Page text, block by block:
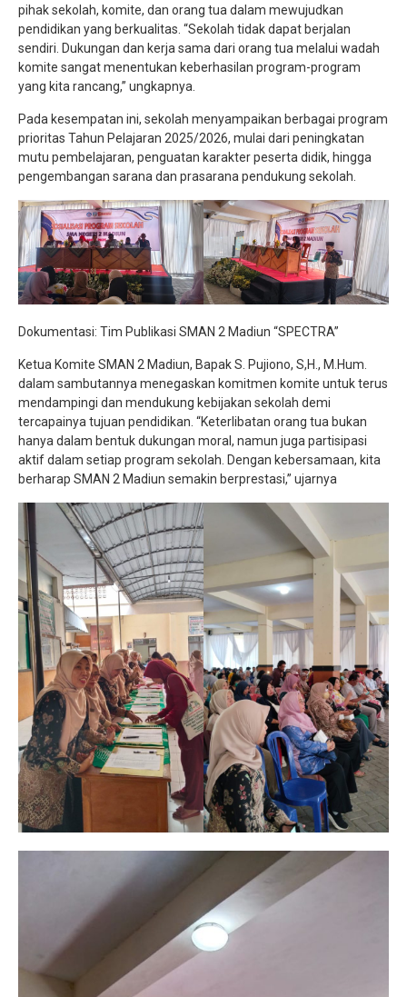
pihak sekolah, komite, dan orang tua dalam mewujudkan
pendidikan yang berkualitas. “Sekolah tidak dapat berjalan
sendiri. Dukungan dan kerja sama dari orang tua melalui wadah
komite sangat menentukan keberhasilan program-program
yang kita rancang,” ungkapnya.
Pada kesempatan ini, sekolah menyampaikan berbagai program
prioritas Tahun Pelajaran 2025/2026, mulai dari peningkatan
mutu pembelajaran, penguatan karakter peserta didik, hingga
pengembangan sarana dan prasarana pendukung sekolah.
Dokumentasi: Tim Publikasi SMAN 2 Madiun “SPECTRA”
Ketua Komite SMAN 2 Madiun, Bapak S. Pujiono, S,H., M.Hum.
dalam sambutannya menegaskan komitmen komite untuk terus
mendampingi dan mendukung kebijakan sekolah demi
tercapainya tujuan pendidikan. “Keterlibatan orang tua bukan
hanya dalam bentuk dukungan moral, namun juga partisipasi
aktif dalam setiap program sekolah. Dengan kebersamaan, kita
berharap SMAN 2 Madiun semakin berprestasi,” ujarnya